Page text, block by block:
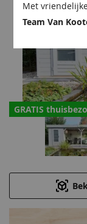
GRATIS
Met
Team Van